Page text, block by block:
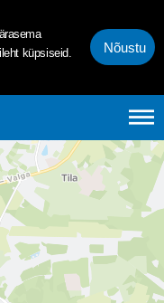
küpsiseid.
Nõustu